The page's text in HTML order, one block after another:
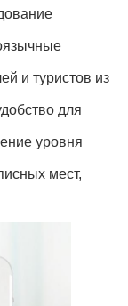
и туристов из
для
уровня
мест,